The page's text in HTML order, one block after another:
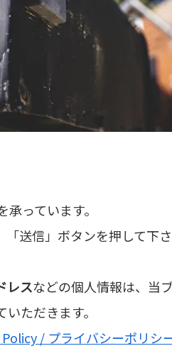
っています。
送信」ボタンを押して下さ
レスなどの個人情報は、当
ただきます。
/ プライバシーポリシ